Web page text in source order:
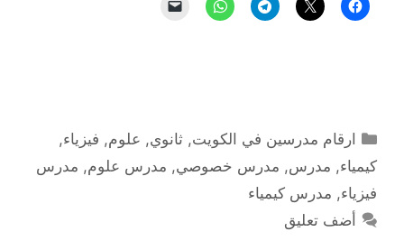
التصنيفات
ارقام مدرسين في الكويت,ثانوي, علوم, فيزياء,
كيمياء, مدرس, مدرس خصوصي, مدرس علوم, مدرس
فيزياء, مدرس كيمياء
أضف تعليق